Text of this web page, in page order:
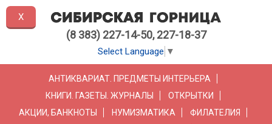
(8 383) 227-14-50, 227-18-37
Select Language ▼
АНТИКВАРИАТ. ПРЕДМЕТЫ ИНТЕРЬЕРА
КНИГИ. ГАЗЕТЫ. ЖУРНАЛЫ
ОТКРЫТКИ
АКЦИИ, БАНКНОТЫ
НУМИЗМАТИКА
ФИЛАТЕЛИЯ
X